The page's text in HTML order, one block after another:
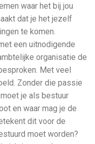
waar het bij jou
dat je het jezelf
te komen.
een uitnodigende
organisatie de
Met veel
Zonder die passie
je als bestuur
en waar mag je de
dit voor de
moet worden?